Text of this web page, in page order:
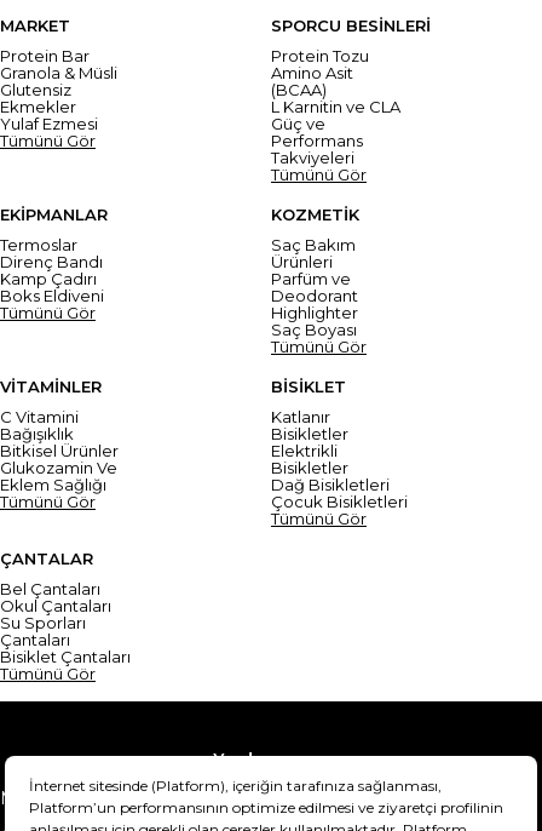
MARKET
Protein Bar
Granola & Müsli
Glutensiz
Ekmekler
Yulaf Ezmesi
Tümünü Gör
SPORCU BESİNLERİ
Protein Tozu
Amino Asit
(BCAA)
L Karnitin ve CLA
Güç ve
Performans
Takviyeleri
Tümünü Gör
EKİPMANLAR
Termoslar
Direnç Bandı
Kamp Çadırı
Boks Eldiveni
Tümünü Gör
KOZMETİK
Saç Bakım
Ürünleri
Parfüm ve
Deodorant
Highlighter
Saç Boyası
Tümünü Gör
VİTAMİNLER
C Vitamini
Bağışıklık
Bitkisel Ürünler
Glukozamin Ve
Eklem Sağlığı
Tümünü Gör
BİSİKLET
Katlanır
Bisikletler
Elektrikli
Bisikletler
Dağ Bisikletleri
Çocuk Bisikletleri
Tümünü Gör
ÇANTALAR
Bel Çantaları
Okul Çantaları
Su Sporları
Çantaları
Bisiklet Çantaları
Tümünü Gör
Yardım
Mesafeli Satış Sözleşmesi
Teslimat Bilgisi